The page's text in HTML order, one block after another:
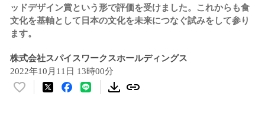
ッドデザイン賞という形で評価を受けました。これからも食
文化を基軸として日本の文化を未来につなぐ試みをして参り
ます。
株式会社スパイスワークスホールディングス
2022年10月11日 13時00分
い